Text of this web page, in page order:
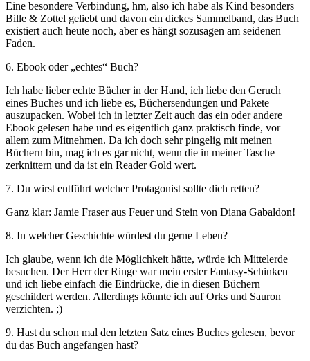
Eine besondere Verbindung, hm, also ich habe als Kind besonders
Bille & Zottel geliebt und davon ein dickes Sammelband, das Buch
existiert auch heute noch, aber es hängt sozusagen am seidenen
Faden.
6. Ebook oder „echtes“ Buch?
Ich habe lieber echte Bücher in der Hand, ich liebe den Geruch
eines Buches und ich liebe es, Büchersendungen und Pakete
auszupacken. Wobei ich in letzter Zeit auch das ein oder andere
Ebook gelesen habe und es eigentlich ganz praktisch finde, vor
allem zum Mitnehmen. Da ich doch sehr pingelig mit meinen
Büchern bin, mag ich es gar nicht, wenn die in meiner Tasche
zerknittern und da ist ein Reader Gold wert.
7. Du wirst entführt welcher Protagonist sollte dich retten?
Ganz klar: Jamie Fraser aus Feuer und Stein von Diana Gabaldon!
8. In welcher Geschichte würdest du gerne Leben?
Ich glaube, wenn ich die Möglichkeit hätte, würde ich Mittelerde
besuchen. Der Herr der Ringe war mein erster Fantasy-Schinken
und ich liebe einfach die Eindrücke, die in diesen Büchern
geschildert werden. Allerdings könnte ich auf Orks und Sauron
verzichten. ;)
9. Hast du schon mal den letzten Satz eines Buches gelesen, bevor
du das Buch angefangen hast?